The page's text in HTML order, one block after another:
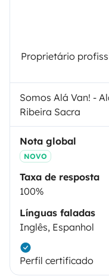
Proprietário
Somos Alá Van! -
Ribeira Sacra
Nota global
NOVO
Taxa de resposta
100%
Línguas faladas
Inglês, Espanhol
Perfil certificado